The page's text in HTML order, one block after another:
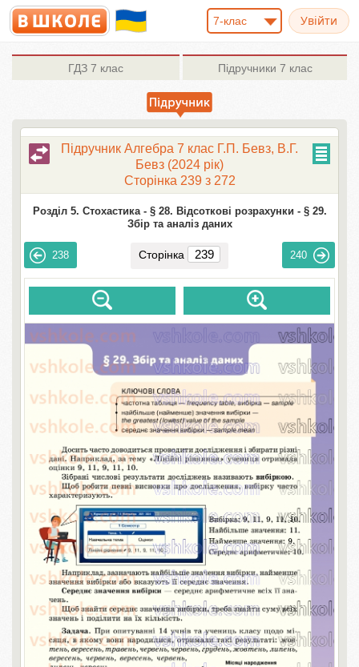
7-клас
ГДЗ 7 клас Підручники 7 клас
Підручник Алгебра 7 клас Г.П. Бевз, В.Г.
Бевз (2024 рік)
Сторінка 239 з 272
Розділ 5. Стохастика - § 28. Відсоткові розрахунки - § 29.
Збір та аналіз даних
238 Сторінка 240